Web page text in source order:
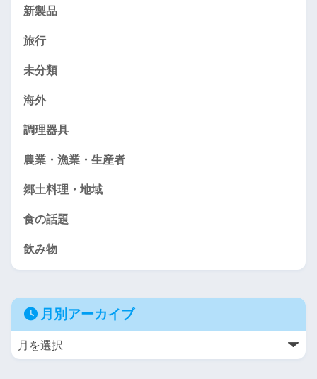
新製品
旅行
未分類
海外
調理器具
農業・漁業・生産者
郷土料理・地域
食の話題
飲み物
月別アーカイブ